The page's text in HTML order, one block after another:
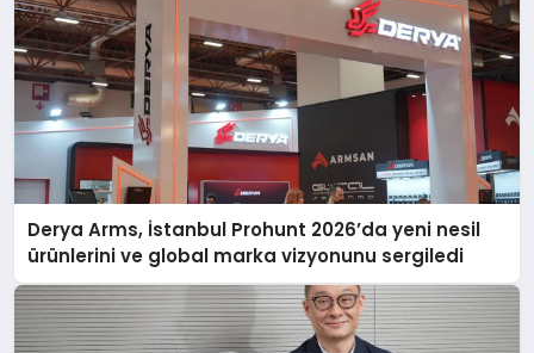
Derya Arms, İstanbul Prohunt 2026’da yeni nesil
ürünlerini ve global marka vizyonunu sergiledi